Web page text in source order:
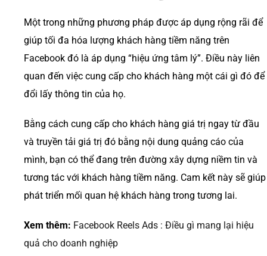
Một trong những phương pháp được áp dụng rộng rãi để
giúp tối đa hóa lượng khách hàng tiềm năng trên
Facebook đó là áp dụng “hiệu ứng tâm lý”. Điều này liên
quan đến việc cung cấp cho khách hàng một cái gì đó để
đổi lấy thông tin của họ.
Bằng cách cung cấp cho khách hàng giá trị ngay từ đầu
và truyền tải giá trị đó bằng nội dung quảng cáo của
mình, bạn có thể đang trên đường xây dựng niềm tin và
tương tác với khách hàng tiềm năng. Cam kết này sẽ giúp
phát triển mối quan hệ khách hàng trong tương lai.
Xem thêm: Facebook Reels Ads : Điều gì mang lại hiệu
quả cho doanh nghiệp